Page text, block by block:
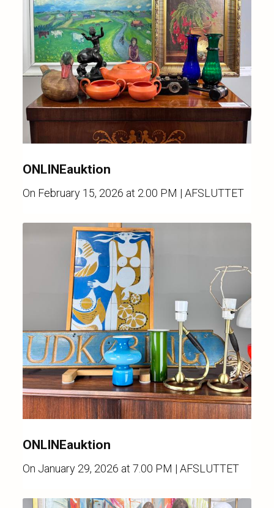
ONLINEauktion
On February 15, 2026 at 2.00 PM | AFSLUTTET
ONLINEauktion
On January 29, 2026 at 7.00 PM | AFSLUTTET